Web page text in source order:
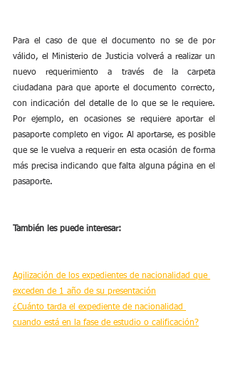
Para el caso de que el documento no se de por
válido, el Ministerio de Justicia volverá a realizar un
nuevo requerimiento a través de la carpeta
ciudadana para que aporte el documento correcto,
con indicación del detalle de lo que se le requiere.
Por ejemplo, en ocasiones se requiere aportar el
pasaporte completo en vigor. Al aportarse, es posible
que se le vuelva a requerir en esta ocasión de forma
más precisa indicando que falta alguna página en el
pasaporte.
También les puede interesar:
Agilización de los expedientes de nacionalidad que
exceden de 1 año de su presentación
¿Cuánto tarda el expediente de nacionalidad
cuando está en la fase de estudio o calificación?